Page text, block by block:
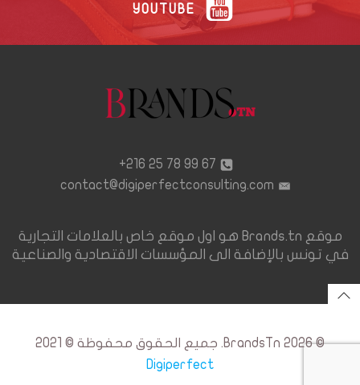
YOUTUBE
67 99 78 25 216+
contact@digiperfectconsulting.com
موقع Brands.tn هو اول موقع خاص بالعلامات التجارية
في تونس بالإضافة الى المؤسسات الاقتصادية والصناعية
© 2026 BrandsTn. جميع الحقوق محفوظة © 2021
Digiperfect